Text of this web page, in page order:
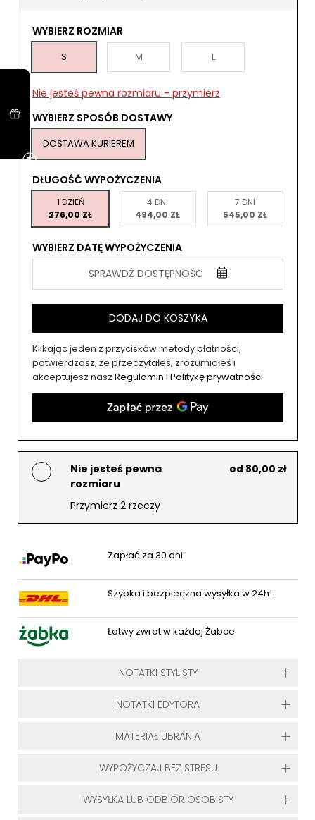
WYBIERZ ROZMIAR
S M L
Nie jesteś pewna rozmiaru - przymierz
WYBIERZ SPOSÓB DOSTAWY
DOSTAWA KURIEREM
DŁUGOŚĆ WYPOŻYCZENIA
1 DZIEŃ
276,00 ZŁ
4 DNI
494,00 ZŁ
7 DNI
545,00 ZŁ
WYBIERZ DATĘ WYPOŻYCZENIA
SPRAWDŹ DOSTĘPNOŚĆ
DODAJ DO KOSZYKA
Klikając jeden z przycisków metody płatności,
potwierdzasz, że przeczytałeś, zrozumiałeś i
akceptujesz nasz Regulamin i Politykę prywatności
Nie jesteś pewna
rozmiaru
od 80,00 zł
Przymierz 2 rzeczy
Zapłać za 30 dni
Szybka i bezpieczna wysyłka w 24h!
Łatwy zwrot w każdej Żabce
NOTATKI STYLISTY
NOTATKI EDYTORA
MATERIAŁ UBRANIA
WYPOŻYCZAJ BEZ STRESU
WYSYŁKA LUB ODBIÓR OSOBISTY